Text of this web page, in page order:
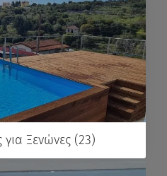
για Ξενώνες (23)